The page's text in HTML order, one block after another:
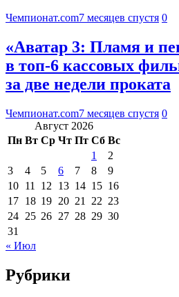
Чемпионат.com7 месяцев спустя 0
«Аватар 3: Пламя и
в топ-6 кассовых
за две недели проката
Чемпионат.com7 месяцев спустя 0
Август 2026
Пн Вт Ср Чт Пт Сб Вс
1
2
3
4 5 6 7 8
9
10 11 12 13 14 15 16
17 18 19 20 21 22 23
24 25 26 27 28 29 30
31
« Июл
Рубрики